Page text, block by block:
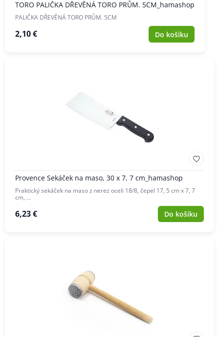
TORO PALIČKA DŘEVĚNÁ TORO PRŮM. 5CM_hamashop
PALIČKA DŘEVĚNÁ TORO PRŮM. 5CM
2,10 € Do košíku
Provence Sekáček na maso, 30 x 7, 7 cm_hamashop
Praktický sekáček na maso z nerez oceli 18/8, čepel 17, 5 cm x 7, 7
cm, …
6,23 € Do košíku